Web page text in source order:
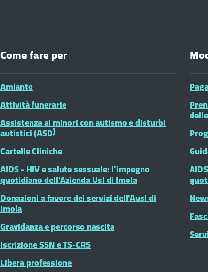
Come fare per
Amianto
Attività funerarie
Assistenza ai minori con autismo e disturbi
autistici (ASD)
Cartelle Cliniche
AIDS - HIV e salute sessuale: l’impegno
quotidiano dell'Azienda Usl di Imola
Donazioni a favore dei servizi dell'Ausl di
Imola
Gravidanza e percorso nascita
Iscrizione SSN e TS-CRS
Libera professione